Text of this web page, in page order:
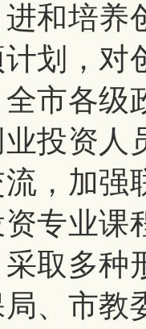
进和培
计划，对
市各级
投资人
，加强
专业课
取多种
局、市教